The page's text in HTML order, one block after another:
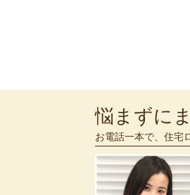
悩まずに
お電話一本で、住宅